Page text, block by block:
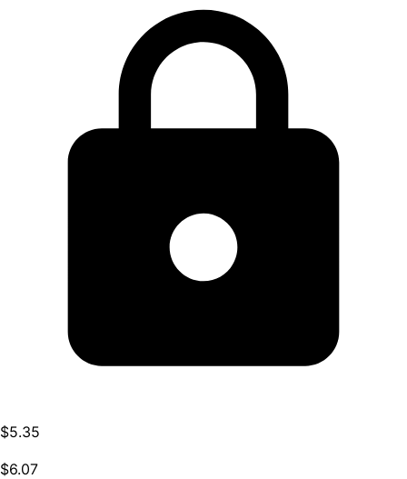
$5.35
$6.07